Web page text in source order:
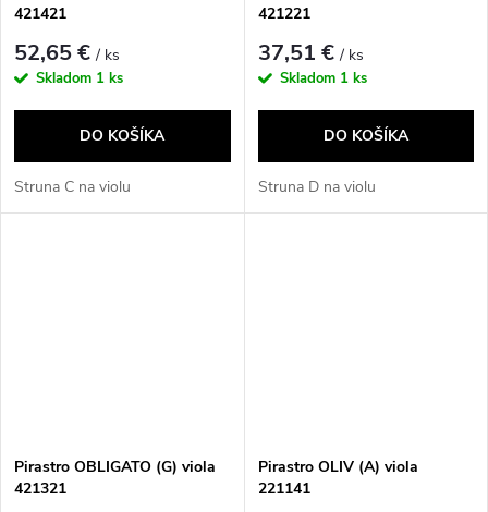
421421
52,65 €/ ks
Skladom 1 ks
DO KOŠÍKA
Struna C na violu
421221
37,51 €/ ks
Skladom 1 ks
DO KOŠÍKA
Struna D na violu
Pirastro OBLIGATO (G) viola
421321
Pirastro OLIV (A) viola
221141